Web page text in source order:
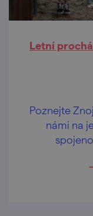
Letní
Poznejte
námi na